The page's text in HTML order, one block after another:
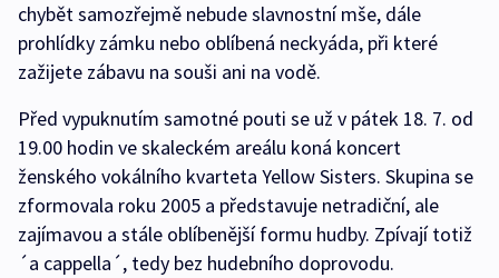
chybět samozřejmě nebude slavnostní mše, dále
prohlídky zámku nebo oblíbená neckyáda, při které
zažijete zábavu na souši ani na vodě.
Před vypuknutím samotné pouti se už v pátek 18. 7. od
19.00 hodin ve skaleckém areálu koná koncert
ženského vokálního kvarteta Yellow Sisters. Skupina se
zformovala roku 2005 a představuje netradiční, ale
zajímavou a stále oblíbenější formu hudby. Zpívají totiž
´a cappella´, tedy bez hudebního doprovodu.